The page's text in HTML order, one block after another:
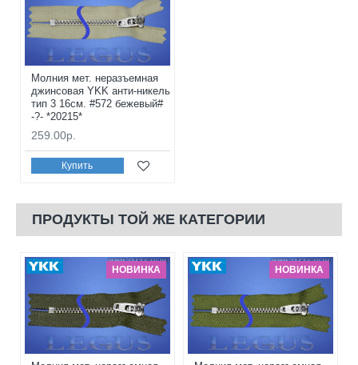
Молния мет. неразъемная
джинсовая YKK анти-никель
тип 3 16см. #572 бежевый#
-?- *20215*
259.00р.
Купить
ПРОДУКТЫ ТОЙ ЖЕ КАТЕГОРИИ
НОВИНКА НОВИНКА